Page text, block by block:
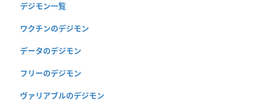
デジモン一覧
ワクチンのデジモン
データのデジモン
フリーのデジモン
ヴァリアブルのデジモン